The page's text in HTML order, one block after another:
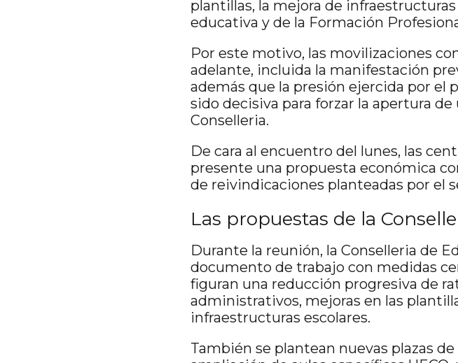
plantillas, la mejora de
educativa y de la Formación
Por este motivo, las movilizaciones
adelante, incluida la manifestación
además que la presión ejercida por el
sido decisiva para forzar la apertura
Conselleria.
De cara al encuentro del lunes, las
presente una propuesta económica
de reivindicaciones planteadas por el
Las propuestas de la
Durante la reunión, la Conselleria de
documento de trabajo con medidas
figuran una reducción progresiva de
administrativos, mejoras en las
infraestructuras escolares.
También se plantean nuevas plazas